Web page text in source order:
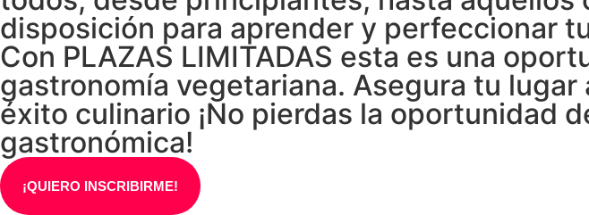
disposición para aprender y perfeccionar
Con PLAZAS LIMITADAS esta es una
gastronomía vegetariana. Asegura tu
éxito culinario ¡No pierdas la oportunidad
gastronómica!
¡QUIERO INSCRIBIRME!